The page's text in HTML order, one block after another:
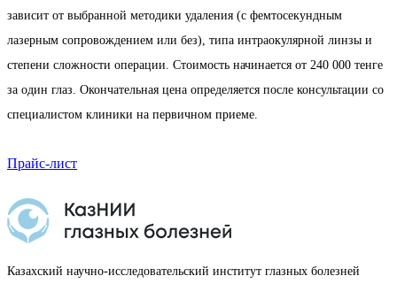
зависит от выбранной методики удаления (с фемтосекундным
лазерным сопровождением или без), типа интраокулярной линзы и
степени сложности операции. Стоимость начинается от 240 000 тенге
за один глаз. Окончательная цена определяется после консультации со
специалистом клиники на первичном приеме.
Прайс-лист
Казахский научно-исследовательский институт глазных болезней